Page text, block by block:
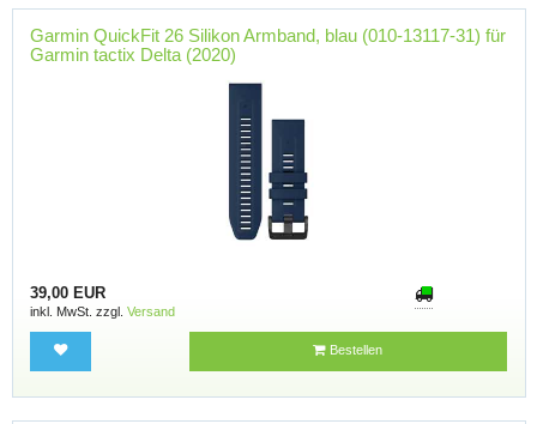
Garmin QuickFit 26 Silikon Armband, blau (010-13117-31) für
Garmin tactix Delta (2020)
39,00 EUR
inkl. MwSt. zzgl. Versand
Bestellen